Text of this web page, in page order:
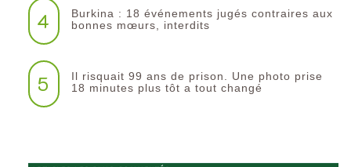
4
Burkina : 18 événements jugés contraires aux
bonnes mœurs, interdits
5
Il risquait 99 ans de prison. Une photo prise
18 minutes plus tôt a tout changé